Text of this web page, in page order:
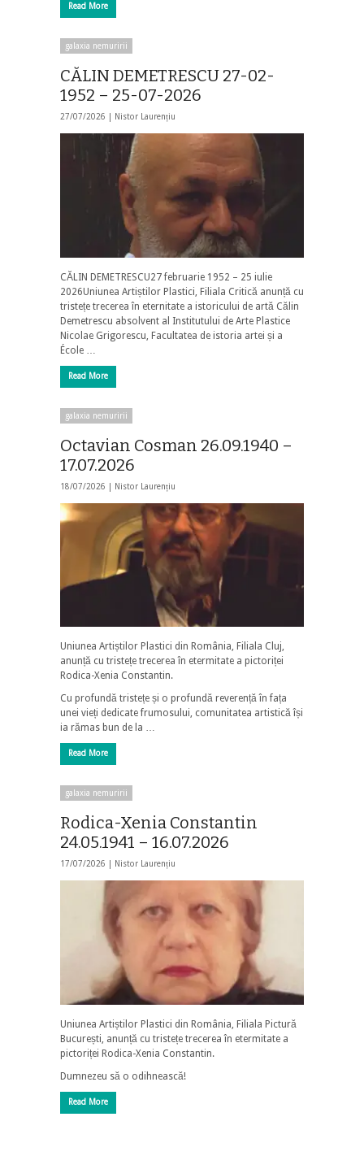
Read More
galaxia nemuririi
CĂLIN DEMETRESCU 27-02-
1952 – 25-07-2026
27/07/2026 | Nistor Laurențiu
CĂLIN DEMETRESCU27 februarie 1952 – 25 iulie
2026Uniunea Artiștilor Plastici, Filiala Critică anunță cu
tristețe trecerea în eternitate a istoricului de artă Călin
Demetrescu absolvent al Institutului de Arte Plastice
Nicolae Grigorescu, Facultatea de istoria artei și a
École …
Read More
galaxia nemuririi
Octavian Cosman 26.09.1940 –
17.07.2026
18/07/2026 | Nistor Laurențiu
Uniunea Artiștilor Plastici din România, Filiala Cluj,
anunță cu tristețe trecerea în etermitate a pictoriței
Rodica-Xenia Constantin.
Cu profundă tristețe și o profundă reverență în fața
unei vieți dedicate frumosului, comunitatea artistică își
ia rămas bun de la …
Read More
galaxia nemuririi
Rodica-Xenia Constantin
24.05.1941 – 16.07.2026
17/07/2026 | Nistor Laurențiu
Uniunea Artiștilor Plastici din România, Filiala Pictură
București, anunță cu tristețe trecerea în etermitate a
pictoriței Rodica-Xenia Constantin.
Dumnezeu să o odihnească!
Read More